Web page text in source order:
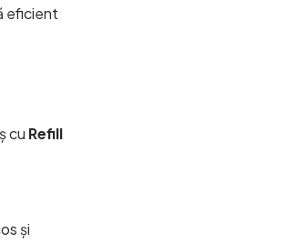
eficient
cu Refill
și